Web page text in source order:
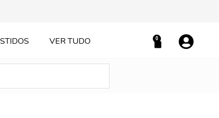
VER TUDO 0
Carrinho